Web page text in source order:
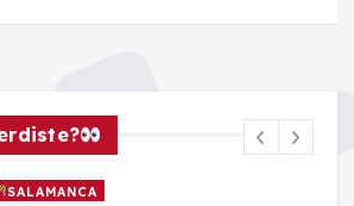
SALAMANCA